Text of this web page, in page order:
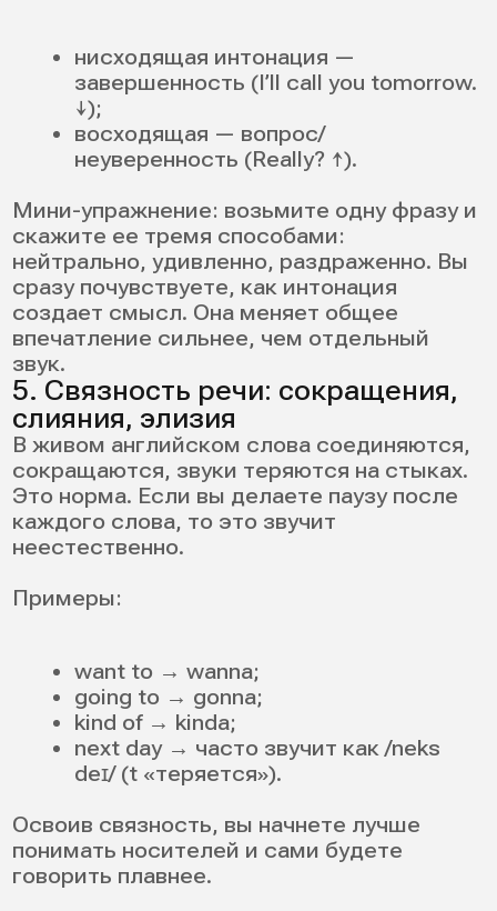
и ошибка не закрепится.
6. Минимальные пары для
тренировки слуха и речи
Минимальные пары учат слышать
разницу, а потом — произносить разницу.
Примеры:
ship / sheep;
bat / bet;
light / right.
Произнесите пару, запишите, сравните с
носителем. Если на слух вам «одинаково»,
начните с медленного темпа.
Минимальные пары — ядро техники
тренировки произношения на английском.
7. Интонационные паттерны:
вопросы, утверждения, эмоции
Интонация — это «музыка языка». Без
нее даже правильные слова звучат
плоско.
общий вопрос: ↑ на конце (Are you
утверждение: ↓ на конце (I’m
coming. ↓);
перечисление: ↑ на пунктах, ↓ в
финале.